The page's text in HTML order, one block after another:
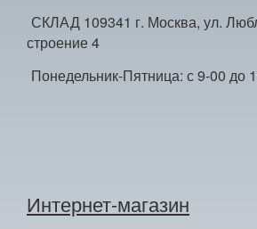
СКЛАД 109341 г. Москва, ул.
строение 4
Понедельник-Пятница: с 9-00 до
Интернет-магазин